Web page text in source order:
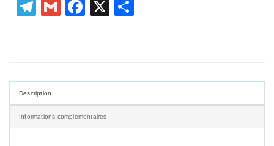
Telegram
GmailFacebook
X
Description
Informations complémentaires